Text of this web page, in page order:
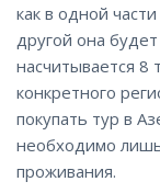
как в одной
другой она
насчитывается 8
конкретного
покупать тур в
необходимо
проживания.